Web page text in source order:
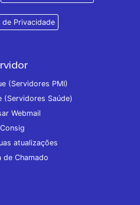
de Privacidade
(Servidores PMI)
(Servidores Saúde)
Webmail
atualizações
de Chamado